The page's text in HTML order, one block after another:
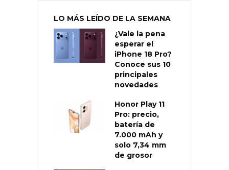
LO MÁS LEÍDO DE LA SEMANA
¿Vale la pena
esperar el
iPhone 18 Pro?
Conoce sus 10
principales
novedades
Honor Play 11
Pro: precio,
batería de
7.000 mAh y
solo 7,34 mm
de grosor